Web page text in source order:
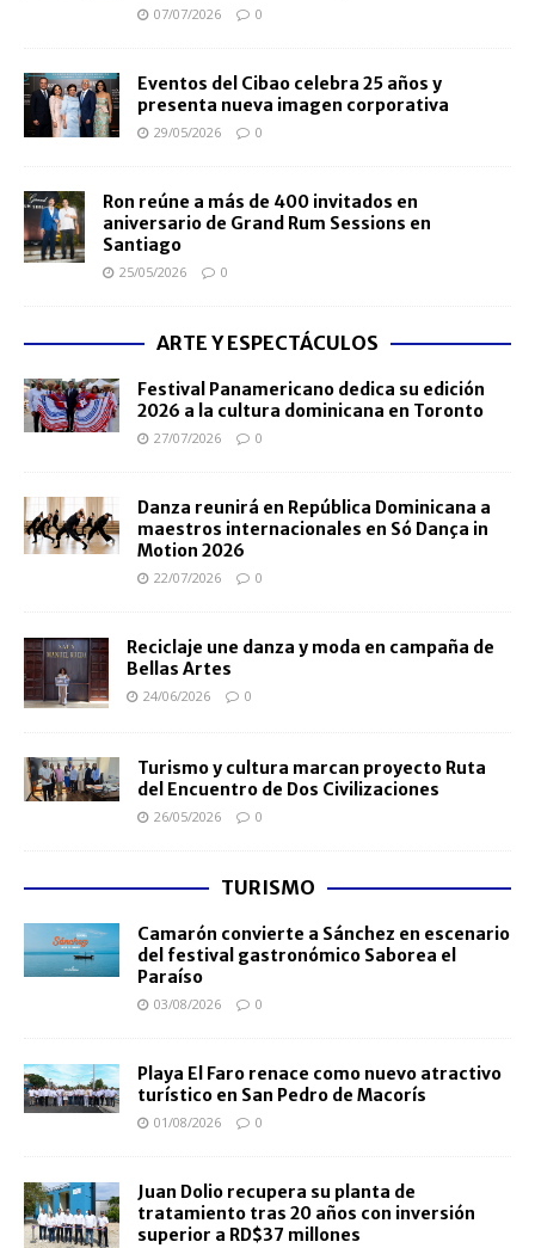
07/07/2026 0
Eventos del Cibao celebra 25 años y
presenta nueva imagen corporativa
29/05/2026 0
Ron reúne a más de 400 invitados en
aniversario de Grand Rum Sessions en
Santiago
25/05/2026 0
ARTE Y ESPECTÁCULOS
Festival Panamericano dedica su edición
2026 a la cultura dominicana en Toronto
27/07/2026 0
Danza reunirá en República Dominicana a
maestros internacionales en Só Dança in
Motion 2026
22/07/2026 0
Reciclaje une danza y moda en campaña de
Bellas Artes
24/06/2026 0
Turismo y cultura marcan proyecto Ruta
del Encuentro de Dos Civilizaciones
26/05/2026 0
TURISMO
Camarón convierte a Sánchez en escenario
del festival gastronómico Saborea el
Paraíso
03/08/2026 0
Playa El Faro renace como nuevo atractivo
turístico en San Pedro de Macorís
01/08/2026 0
Juan Dolio recupera su planta de
tratamiento tras 20 años con inversión
superior a RD$37 millones